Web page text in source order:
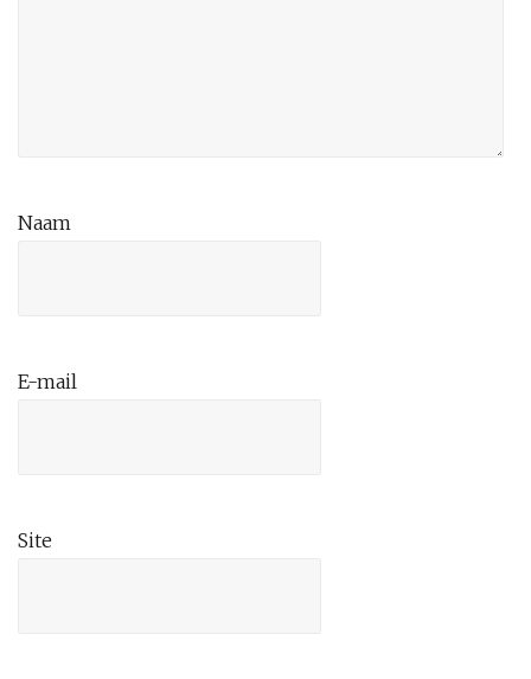
Naam
E-mail
Site